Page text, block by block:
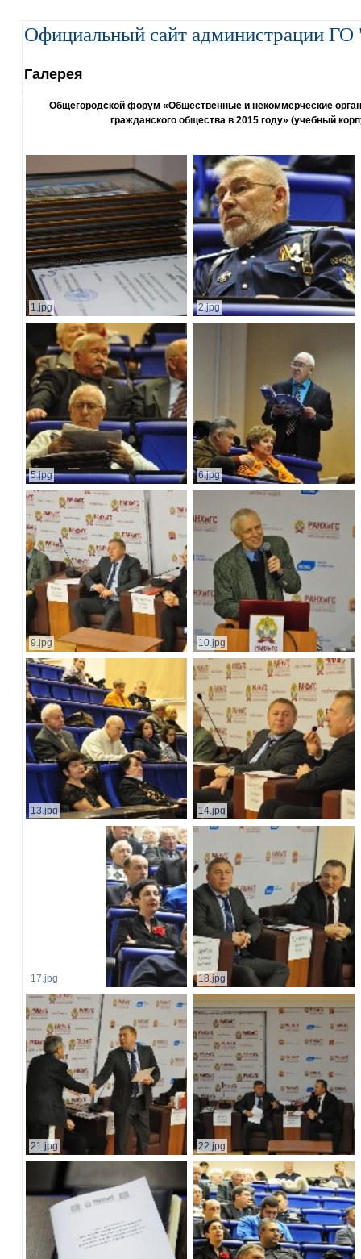
Официальный сайт администрации ГО
Галерея
Общегородской форум «Общественные и некоммерческие
гражданского общества в 2015 году» (учебный
1.jpg 2.jpg
5.jpg 6.jpg
9.jpg 10.jpg
13.jpg 14.jpg
17.jpg 18.jpg
21.jpg 22.jpg